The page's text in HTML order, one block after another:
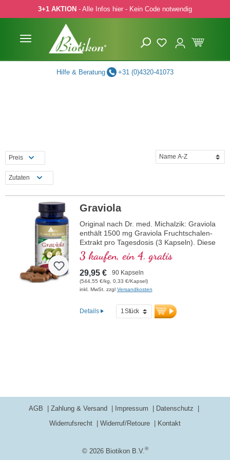
Hauptinhalt springen
Zur Suche springen
Zur Hauptnavigation springen
3+1 AKTION - Alle Infos hier - Kein Code notwendig
Hilfe & Beratung +31 (0)4320-41073
Preis
Zutaten
Graviola
Original nach Dr. med. Michalzik: Graviola
enthält 1500 mg Graviola Fruchtschalen-
Extrakt pro Tagesdosis (3 Kapseln). Diese
Menge entspricht 15000 mg frischen
Graviola-Fruchtschalen. Dieses
hochwertige Nahrungsergänzungsmittel
ist frei von Zusatzstoffen und wird in
Deutschland hergestellt. Die Versiegelung
mehr Informationen zu Graviola
3 kaufen, ein 4. gratis
29,95 € 90 Kapseln
(544,55 €/kg, 0,33 €/Kapsel)
inkl. MwSt. zzgl Versandkosten
Details
© 2026 Biotikon B.V.®
AGB Zahlung & Versand Impressum
Datenschutz
Widerrufsrecht
Widerruf/Retoure Kontakt